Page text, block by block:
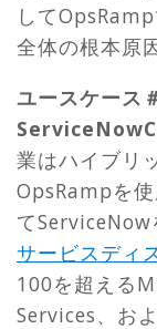
して
全体の根本原
ユースケース
業はハイブリ
OpsRampを
て
サービスディ
100を超える
Services、お